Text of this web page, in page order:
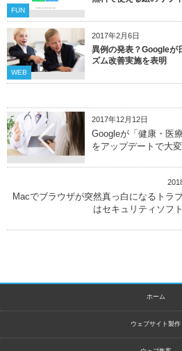
FUN
2017年2月6日
WEB
異例の発表？Googleが
ズム改善実施を表明
2017年12月12日
Googleが「健康・医
をアップデートで大
Macでブラウザが突然真っ白になるトラ
はセキュリティソフ
ホーム
ウェブサイト製作